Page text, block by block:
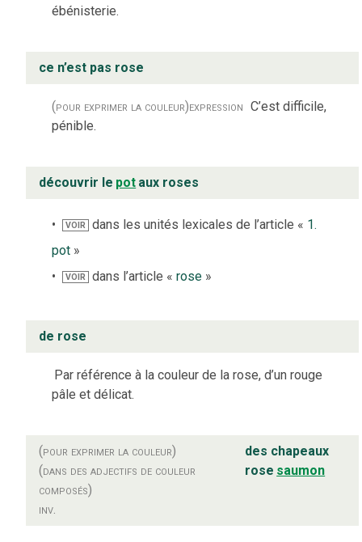
ébénisterie.
ce n’est pas rose
(pour exprimer la couleur)expression C’est difficile,
pénible.
découvrir le pot aux roses
VOIR dans les unités lexicales de l’article « 1.
pot »
VOIR dans l’article «rose »
de rose
Par référence à la couleur de la rose, d’un rouge
pâle et délicat.
(pour exprimer la couleur)
(dans des adjectifs de couleur
composés)
inv.
des chapeaux
rose saumon